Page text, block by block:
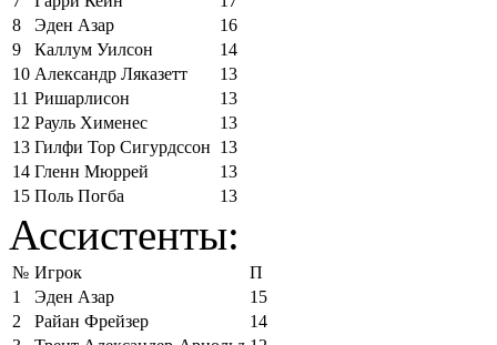
8
Эден Азар
16
9
Каллум Уилсон
14
10 Александр Ляказетт
13
11 Ришарлисон
13
12 Рауль Хименес
13
13 Гилфи Тор Сигурдссон 13
14 Гленн Мюррей
13
15 Поль Погба 13
Ассистенты:
№ Игрок
П
1
Эден Азар
15
2
Райан Фрейзер
14